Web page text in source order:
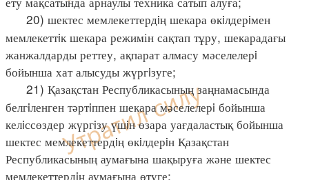
20) шектес мемлекеттердiң шекара өкiлдерiмен
мемлекеттiк шекара режимін сақтап тұру, шекарадағы
жанжалдарды реттеу, ақпарат алмасу мәселелерi
бойынша хат алысуды жүргiзуге;
21) Қазақстан Республикасының заңнамасында
белгiленген тәртiппен шекара мәселелерi бойынша
келiссөздер жүргiзу үшiн өзара уағдаластық бойынша
шектес мемлекеттердiң өкiлдерiн Қазақстан
Республикасының аумағына шақыруға және шектес
мемлекеттердiң аумағына өтуге;